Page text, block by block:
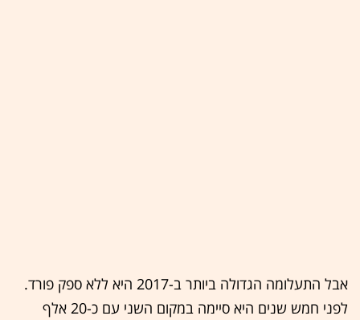
אבל התעלומה הגדולה ביותר ב-2017 היא ללא ספק פורד.
לפני חמש שנים היא סיימה במקום השני עם כ-20 אלף